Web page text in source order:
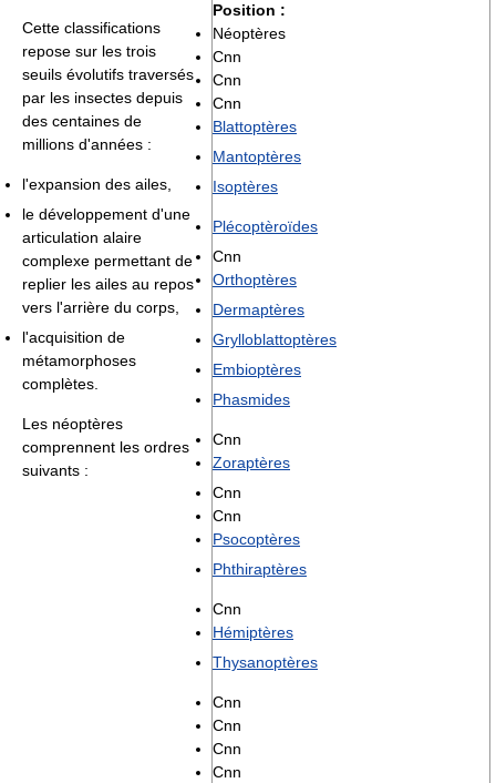
Position :
Néoptères
Cnn
Cnn
Cnn
Blattoptères
Mantoptères
Isoptères
Plécoptèroïdes
Cnn
Orthoptères
Dermaptères
Grylloblattoptères
Embioptères
Phasmides
Cnn
Zoraptères
Cnn
Cnn
Psocoptères
Phthiraptères
Cnn
Hémiptères
Thysanoptères
Cnn
Cnn
Cnn
Cnn
Cette classifications
repose sur les trois
seuils évolutifs traversés
par les insectes depuis
des centaines de
millions d'années :
l'expansion des ailes,
le développement d'une
articulation alaire
complexe permettant de
replier les ailes au repos
vers l'arrière du corps,
l'acquisition de
métamorphoses
complètes.
Les néoptères
comprennent les ordres
suivants :